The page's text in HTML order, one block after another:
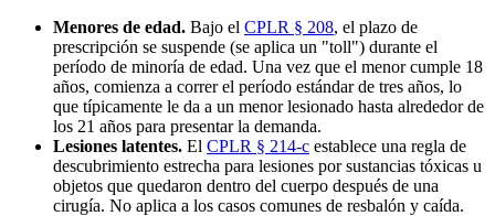
Menores de edad. Bajo el CPLR § 208, el plazo de
prescripción se suspende (se aplica un "toll") durante el
período de minoría de edad. Una vez que el menor cumple 18
años, comienza a correr el período estándar de tres años, lo
que típicamente le da a un menor lesionado hasta alrededor de
los 21 años para presentar la demanda.
Lesiones latentes. El CPLR § 214-c establece una regla de
descubrimiento estrecha para lesiones por sustancias tóxicas u
objetos que quedaron dentro del cuerpo después de una
cirugía. No aplica a los casos comunes de resbalón y caída.